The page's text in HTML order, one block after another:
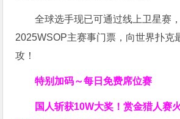
全球选手现已可通过线上卫星赛
2025WSOP主赛事门票，向世界扑克
攻！
特别加码～每日免费席位赛
国人斩获10W大奖！赏金猎人赛